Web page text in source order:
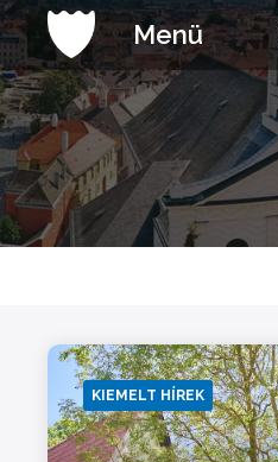
Ugrás
a
tartalomhoz
Menü
KIEMELT HÍREK